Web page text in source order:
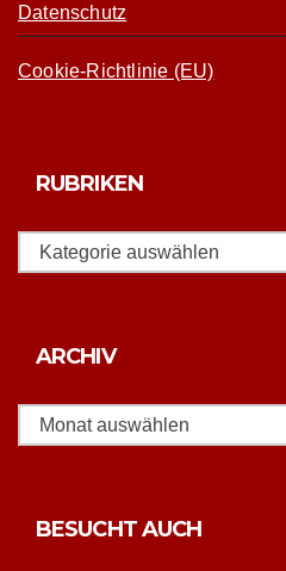
Datenschutz
Cookie-Richtlinie (EU)
RUBRIKEN
Rubriken
ARCHIV
BESUCHT AUCH